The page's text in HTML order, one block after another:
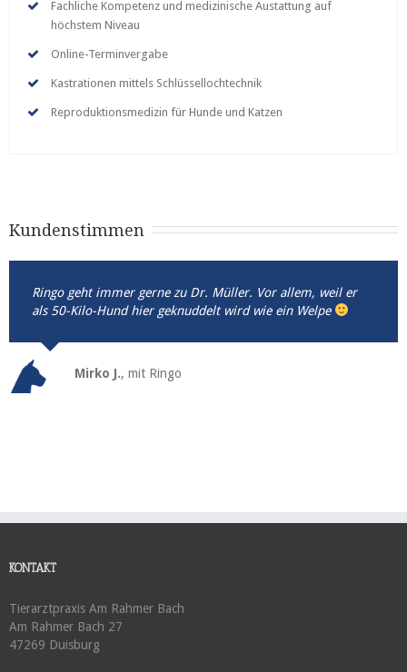
Fachliche Kompetenz und medizinische Austattung auf
höchstem Niveau
Online-Terminvergabe
Kastrationen mittels Schlüssellochtechnik
Reproduktionsmedizin für Hunde und Katzen
Kundenstimmen
Ringo geht immer gerne zu Dr. Müller. Vor allem, weil er
als 50-Kilo-Hund hier geknuddelt wird wie ein Welpe
Mirko J., mit Ringo
KONTAKT
Tierarztpraxis Am Rahmer Bach
Am Rahmer Bach 27
47269 Duisburg